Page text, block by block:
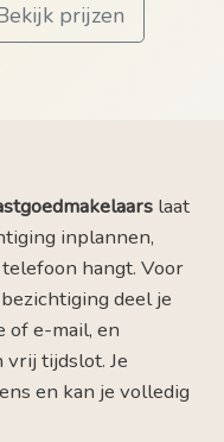
prijzen
laat
inplannen,
hangt. Voor
deel je
of e-mail, en
vrij tijdslot. Je
en kan je volledig